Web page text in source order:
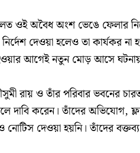
ওই অবৈধ অংশ ভেঙে ফেলার
দেওয়া হলেও তা কার্যকর
আগেই নতুন মোড় আসে
রায় ও তাঁর পরিবার ভবনের
দাবি করেন। তাঁদের অভিযোগ,
দেওয়া হয়নি। তাঁদের বক্তব্য